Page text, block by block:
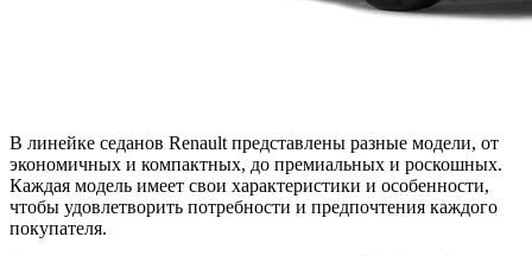
В линейке седанов Renault представлены разные модели, от
экономичных и компактных, до премиальных и роскошных.
Каждая модель имеет свои характеристики и особенности,
чтобы удовлетворить потребности и предпочтения каждого
покупателя.